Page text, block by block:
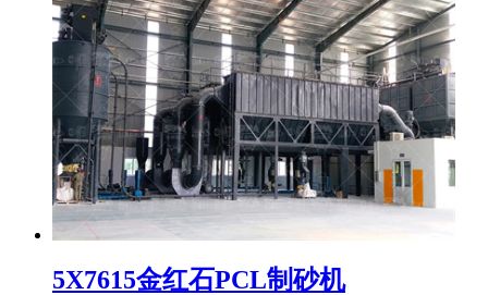
5X7615金红石PCL制砂机